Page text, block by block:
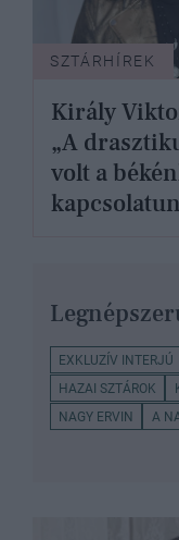
SZTÁRHÍREK
Király
„A
volt a
EXKLUZÍV INTERJÚ
HAZAI SZTÁROK
NAGY ERVIN
A